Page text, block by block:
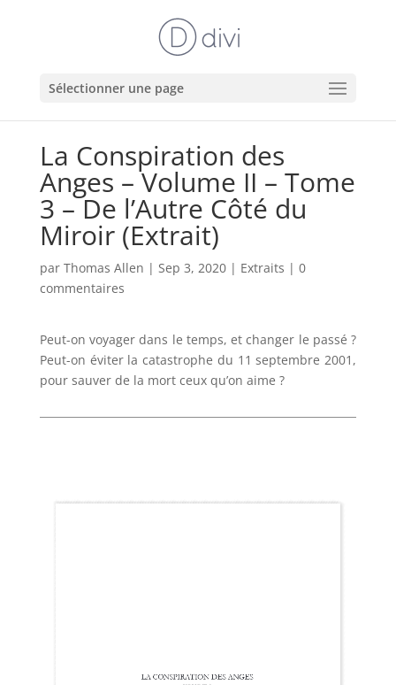
Sélectionner une page
La Conspiration des
Anges – Volume II – Tome
3 – De l’Autre Côté du
Miroir (Extrait)
par Thomas Allen | Sep 3, 2020| Extraits | 0
commentaires
Peut-on voyager dans le temps, et changer le passé ?
Peut-on éviter la catastrophe du 11 septembre 2001,
pour sauver de la mort ceux qu’on aime ?